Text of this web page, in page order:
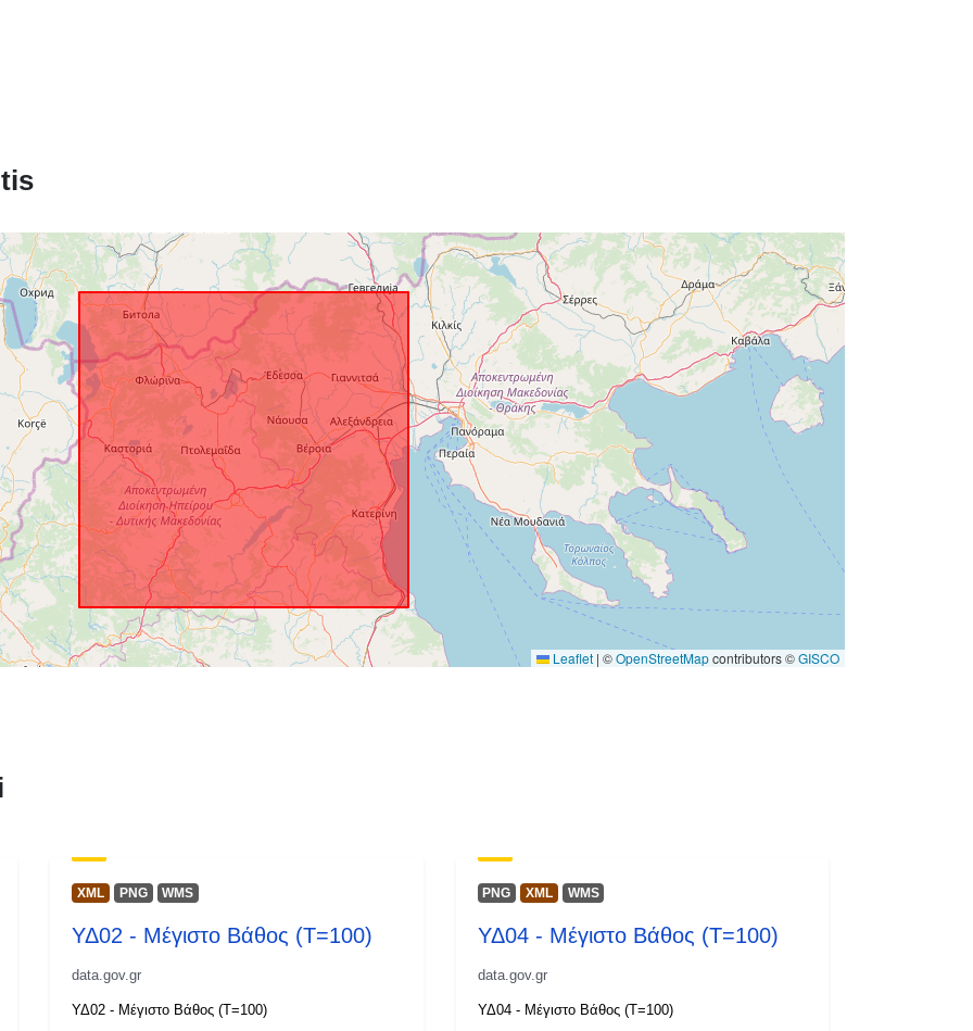
Leaflet | ©OpenStreetMapcontributors ©GISCO
Išteklius:
http://publications.europa.eu/resourc
e/authority/dataset-
type/GEOSPATIAL
XML PNG WMS
ΥΔ02 - Μέγιστο Βάθος (T=100)
data.gov.gr
ΥΔ02 - Μέγιστο Βάθος (T=100)
PNG XML WMS
ΥΔ04 - Μέγιστο Βάθος (T=100)
data.gov.gr
ΥΔ04 - Μέγιστο Βάθος (T=100)